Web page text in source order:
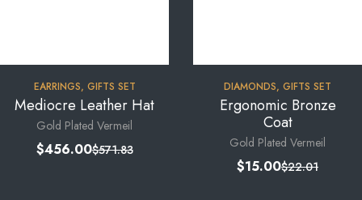
EARRINGS, GIFTS SET
Mediocre Leather Hat
Gold Plated Vermeil
$571.83
$456.00
DIAMONDS, GIFTS SET
Ergonomic Bronze
Coat
Gold Plated Vermeil
$22.01
$15.00